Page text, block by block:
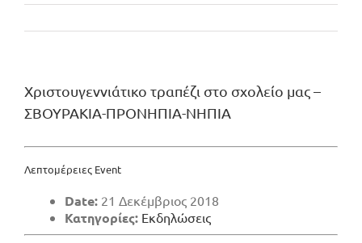
Χριστουγεννιάτικο τραπέζι στο σχολείο μας –
ΣΒΟΥΡΑΚΙΑ-ΠΡΟΝΗΠΙΑ-ΝΗΠΙΑ
Λεπτομέρειες Event
Date: 21 Δεκέμβριος 2018
Κατηγορίες: Εκδηλώσεις